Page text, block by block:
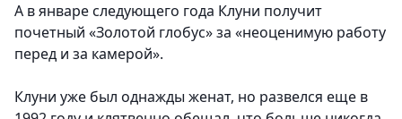
А в январе следующего года Клуни получит
почетный «Золотой глобус» за «неоценимую работу
перед и за камерой».
Клуни уже был однажды женат, но развелся еще в